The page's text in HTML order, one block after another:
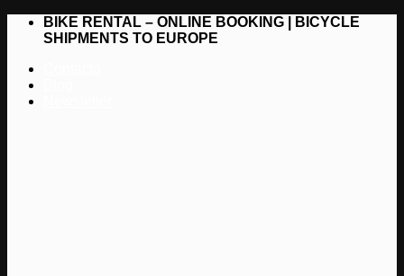
Saltar
BIKE RENTAL – ONLINE BOOKING | BICYCLE
SHIPMENTS TO EUROPE